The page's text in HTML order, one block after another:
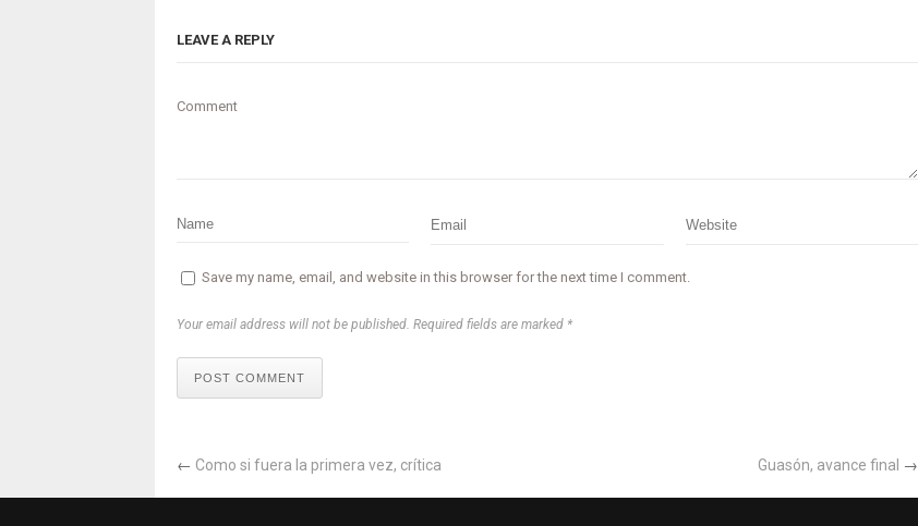
LEAVE A REPLY
Comment
Save my name, email, and website in this browser for the next time I comment.
Your email address will not be published. Required fields are marked *
POST COMMENT
← Como si fuera la primera vez, crítica Guasón, avance final →